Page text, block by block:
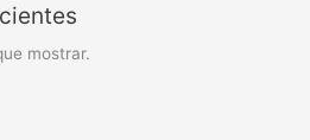
mostrar.